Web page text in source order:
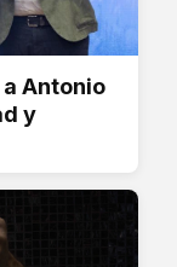
Antonio
y